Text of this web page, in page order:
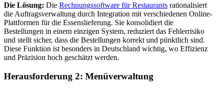
Die Lösung: Die Rechnungssoftware für Restaurants rationalisiert
die Auftragsverwaltung durch Integration mit verschiedenen Online-
Plattformen für die Essenslieferung. Sie konsolidiert die
Bestellungen in einem einzigen System, reduziert das Fehlerrisiko
und stellt sicher, dass die Bestellungen korrekt und pünktlich sind.
Diese Funktion ist besonders in Deutschland wichtig, wo Effizienz
und Präzision hoch geschätzt werden.
Herausforderung 2: Menüverwaltung